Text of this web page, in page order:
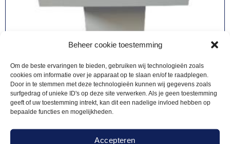
Beheer cookie toestemming
Om de beste ervaringen te bieden, gebruiken wij technologieën zoals
cookies om informatie over je apparaat op te slaan en/of te raadplegen.
Door in te stemmen met deze technologieën kunnen wij gegevens zoals
surfgedrag of unieke ID's op deze site verwerken. Als je geen toestemming
geeft of uw toestemming intrekt, kan dit een nadelige invloed hebben op
bepaalde functies en mogelijkheden.
Accepteren